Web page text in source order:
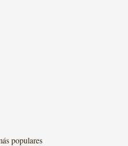
populares